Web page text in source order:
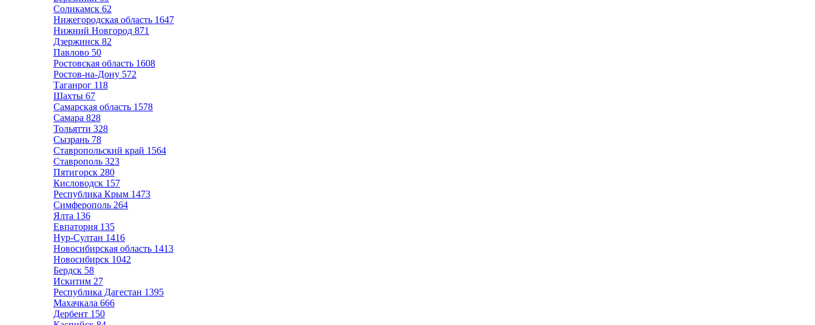
Соликамск 62
Нижегородская область 1647
Нижний Новгород 871
Дзержинск 82
Павлово 50
Ростовская область 1608
Ростов-на-Дону 572
Таганрог 118
Шахты 67
Самарская область 1578
Самара 828
Тольятти 328
Сызрань 78
Ставропольский край 1564
Ставрополь 323
Пятигорск 280
Кисловодск 157
Республика Крым 1473
Симферополь 264
Ялта 136
Евпатория 135
Нур-Султан 1416
Новосибирская область 1413
Новосибирск 1042
Бердск 58
Искитим 27
Республика Дагестан 1395
Махачкала 666
Дербент 150